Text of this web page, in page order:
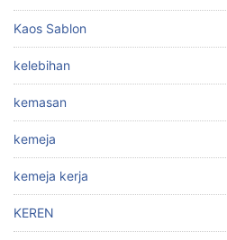
Kaos Sablon
kelebihan
kemasan
kemeja
kemeja kerja
KEREN